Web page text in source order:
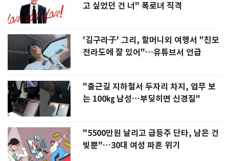
고 싶었던 건 너" 폭로녀 직격
'김구라子' 그리, 할머니외 여행서 "친모
전라도에 잘 있어"…유튜브서 언급
"출근길 지하철서 두자리 차지, 업무 보
는 100㎏ 남성…부딪히면 신경질"
"5500만원 날리고 급등주 단타, 남은 건
빚뿐"…30대 여성 파혼 위기